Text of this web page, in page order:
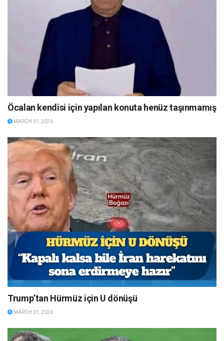
Öcalan kendisi için yapılan konuta henüz taşınmamış
MARCH 31, 2026
Trump’tan Hürmüz için U dönüşü
MARCH 31, 2026